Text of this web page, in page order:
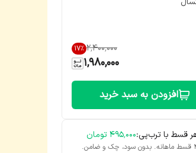
۲٬۴۰۰٬۰۰۰ 17%
1,980,000
افزودن به سبد خرید
قسط با ترب‌پی:۴۹۵٬۰۰۰تومان
و ضامن.